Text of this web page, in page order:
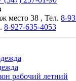
место 38 , Тел. 8-
8-927-635-4053
рабочий летний